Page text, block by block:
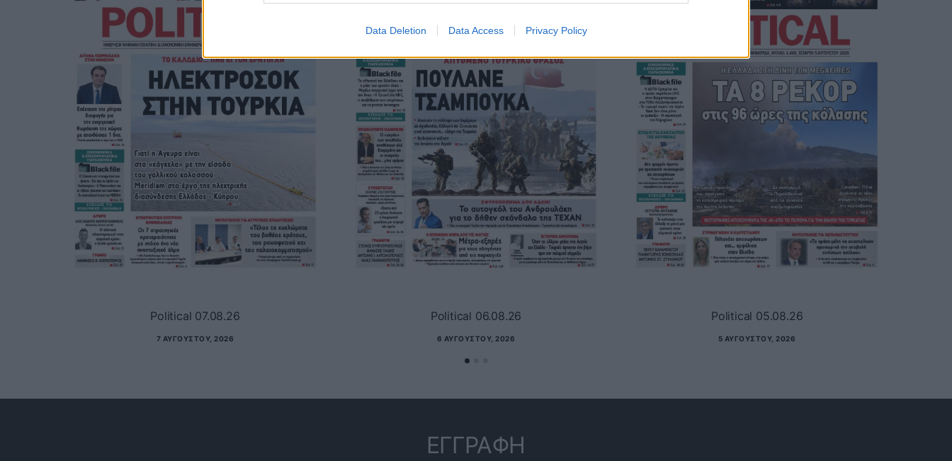
Data Deletion Data Access Privacy Policy
Political 07.08.26
7 ΑΥΓΟΎΣΤΟΥ, 2026
Political 06.08.26
6 ΑΥΓΟΎΣΤΟΥ, 2026
Political 05.08.26
5 ΑΥΓΟΎΣΤΟΥ, 2026
ΕΓΓΡΑΦΗ